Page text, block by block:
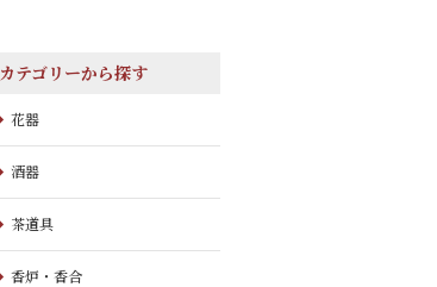
カテゴリーから探す
花器
酒器
茶道具
香炉・香合